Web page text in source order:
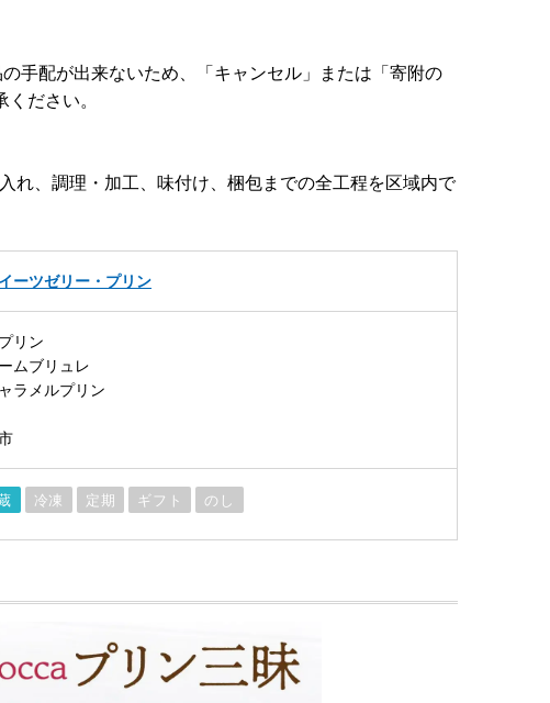
手配が出来ないため、「キャンセル」または「寄附の
ださい。
れ、調理・加工、味付け、梱包までの全工程を区域内で
ーツゼリー・プリン
リン
ムブリュレ
ラメルプリン
冷凍 定期 ギフト のし